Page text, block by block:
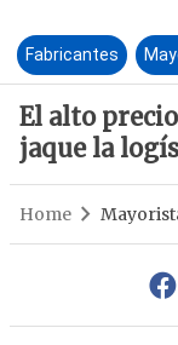
Fabricantes
El alto
jaque la
Home